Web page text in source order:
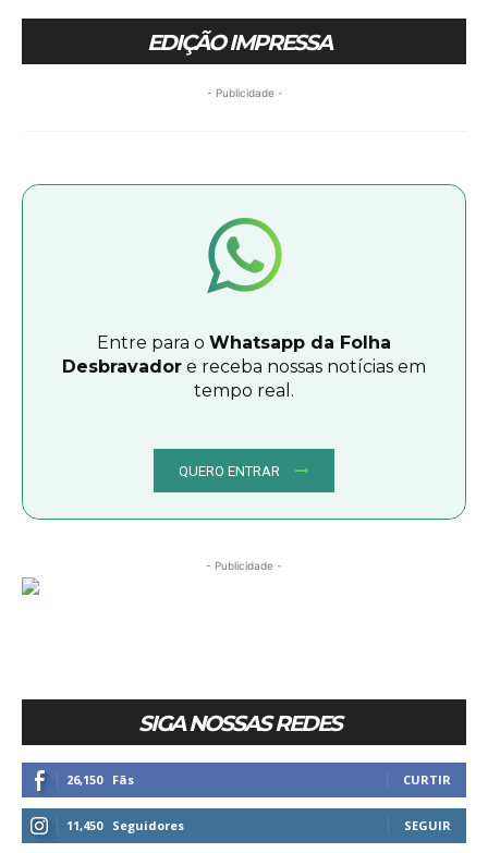
EDIÇÃO IMPRESSA
- Publicidade -
Entre para o Whatsapp da Folha
Desbravador e receba nossas notícias em
tempo real.
QUERO ENTRAR
- Publicidade -
SIGA NOSSAS REDES
26,150 Fãs CURTIR
11,450 Seguidores SEGUIR